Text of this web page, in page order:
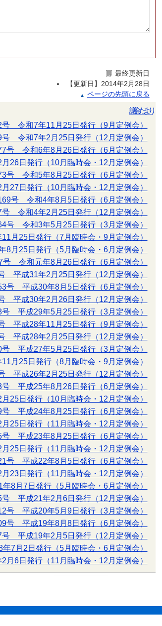
最終更新日
【更新日】 2014年2月28日
ページの先頭に戻る
議会だより
令和7年11月25日発行（9月定例会）
令和7年2月25日発行（12月定例会）
号 令和6年8月26日発行（6月定例会）
26日発行（10月臨時会・12月定例会）
号 令和5年8月25日発行（6月定例会）
27日発行（10月臨時会・12月定例会）
号 令和4年8月5日発行（6月定例会）
令和4年2月25日発行（12月定例会）
号 令和3年5月25日発行（3月定例会）
月25日発行（7月臨時会・9月定例会）
月25日発行（5月臨時会・6月定例会）
号 令和元年8月26日発行（6月定例会）
平成31年2月25日発行（12月定例会）
号 平成30年8月5日発行（6月定例会）
平成30年2月26日発行（12月定例会）
平成29年5月25日発行（3月定例会）
平成28年11月25日発行（9月定例会）
平成28年2月25日発行（12月定例会）
平成27年5月25日発行（3月定例会）
月25日発行（8月臨時会・9月定例会）
平成26年2月25日発行（12月定例会）
平成25年8月26日発行（6月定例会）
25日発行（10月臨時会・12月定例会）
平成24年8月25日発行（6月定例会）
25日発行（11月臨時会・12月定例会）
平成23年8月25日発行（6月定例会）
25日発行（11月臨時会・12月定例会）
号 平成22年8月5日発行（6月定例会）
23日発行（11月臨時会・12月定例会）
8月7日発行（5月臨時会・6月定例会）
平成21年2月6日発行（12月定例会）
号 平成20年5月9日発行（3月定例会）
号 平成19年8月8日発行（6月定例会）
平成19年2月5日発行（12月定例会）
7月2日発行（5月臨時会・6月定例会）
6日発行（11月臨時会・12月定例会）